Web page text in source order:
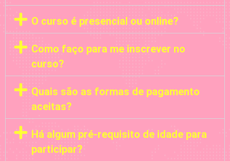
O curso é presencial ou online?
Como faço para me inscrever no
curso?
Quais são as formas de pagamento
aceitas?
Há algum pré-requisito de idade para
participar?